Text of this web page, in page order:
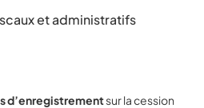
et administratifs
d’enregistrementsur la cession